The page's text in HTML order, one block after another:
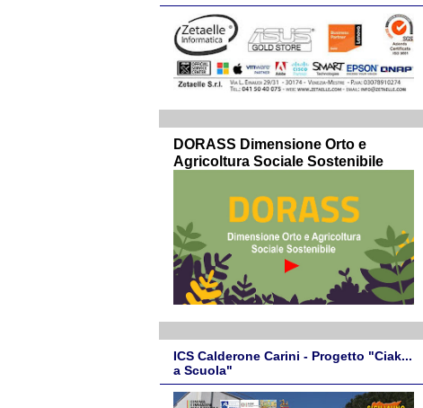
DORASS Dimensione Orto e
Agricoltura Sociale Sostenibile
ICS Calderone Carini - Progetto "Ciak...
a Scuola"